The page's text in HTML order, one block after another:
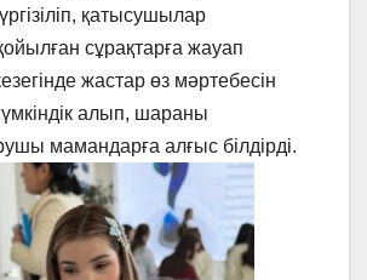
қатысушылар
сұрақтарға жауап
жастар өз мәртебесін
алып, шараны
мамандарға алғыс білдірді.